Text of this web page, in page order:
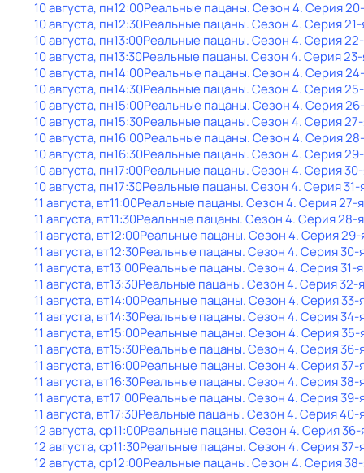
10 августа, пн12:00Реальные пацаны. Сезон 4. Серия
10 августа, пн12:30Реальные пацаны. Сезон 4. Серия
10 августа, пн13:00Реальные пацаны. Сезон 4. Серия
10 августа, пн13:30Реальные пацаны. Сезон 4. Серия
10 августа, пн14:00Реальные пацаны. Сезон 4. Серия
10 августа, пн14:30Реальные пацаны. Сезон 4. Серия
10 августа, пн15:00Реальные пацаны. Сезон 4. Серия
10 августа, пн15:30Реальные пацаны. Сезон 4. Серия
10 августа, пн16:00Реальные пацаны. Сезон 4. Серия
10 августа, пн16:30Реальные пацаны. Сезон 4. Серия
10 августа, пн17:00Реальные пацаны. Сезон 4. Серия
10 августа, пн17:30Реальные пацаны. Сезон 4. Серия 31-
11 августа, вт11:00Реальные пацаны. Сезон 4. Серия 27-я
11 августа, вт11:30Реальные пацаны. Сезон 4. Серия 28-я
11 августа, вт12:00Реальные пацаны. Сезон 4. Серия 29-
11 августа, вт12:30Реальные пацаны. Сезон 4. Серия 30-
11 августа, вт13:00Реальные пацаны. Сезон 4. Серия 31-я
11 августа, вт13:30Реальные пацаны. Сезон 4. Серия 32-я
11 августа, вт14:00Реальные пацаны. Сезон 4. Серия 33-
11 августа, вт14:30Реальные пацаны. Сезон 4. Серия 34-
11 августа, вт15:00Реальные пацаны. Сезон 4. Серия 35-
11 августа, вт15:30Реальные пацаны. Сезон 4. Серия 36-
11 августа, вт16:00Реальные пацаны. Сезон 4. Серия 37-
11 августа, вт16:30Реальные пацаны. Сезон 4. Серия 38-
11 августа, вт17:00Реальные пацаны. Сезон 4. Серия 39-
11 августа, вт17:30Реальные пацаны. Сезон 4. Серия 40-
12 августа, ср11:00Реальные пацаны. Сезон 4. Серия 36-
12 августа, ср11:30Реальные пацаны. Сезон 4. Серия 37-
12 августа, ср12:00Реальные пацаны. Сезон 4. Серия